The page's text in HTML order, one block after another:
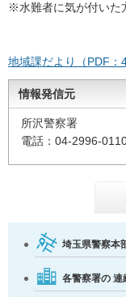
※水難者に気が付いた
地域課だより（PDF：
情報発信元
所沢警察署
電話：04-2996-
埼玉県警察本
各警察署の 連